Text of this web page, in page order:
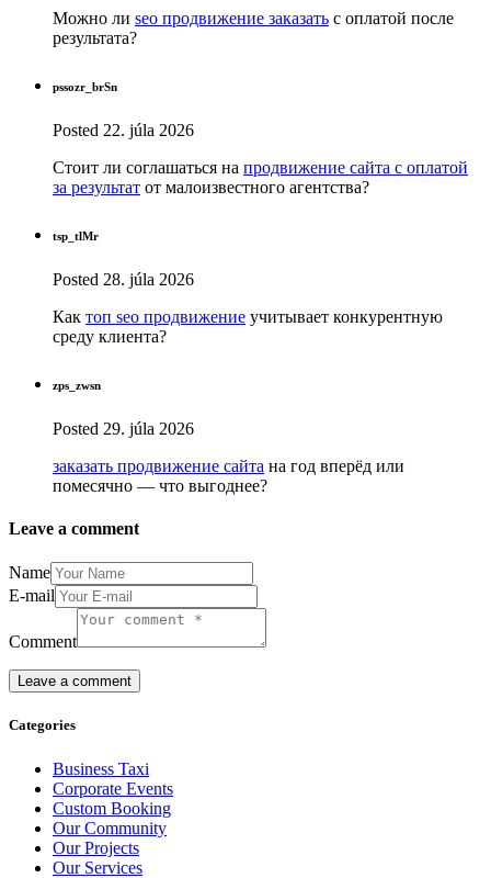
Можно ли seo продвижение заказать с оплатой после
результата?
pssozr_brSn
Posted 22. júla 2026
Стоит ли соглашаться на продвижение сайта с оплатой
за результат от малоизвестного агентства?
tsp_tlMr
Posted 28. júla 2026
Как топ seo продвижение учитывает конкурентную
среду клиента?
zps_zwsn
Posted 29. júla 2026
заказать продвижение сайта на год вперёд или
помесячно — что выгоднее?
Leave a comment
Name
E-mail
Comment
Categories
Business Taxi
Corporate Events
Custom Booking
Our Community
Our Projects
Our Services